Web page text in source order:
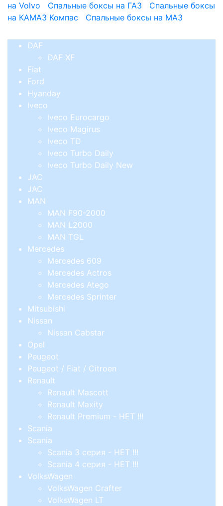
на Volvo Спальные боксы на ГАЗ
Спальные боксы
на КАМАЗ Компас
Спальные боксы на МАЗ
DAF
DAF XF
Fiat
Ford
Hyanday
Iveco
Iveco Eurocargo
Iveco Magirus
Iveco TD
Iveco Turbo Daily
Iveco Turbo Daily New
JAC
JAC
MAN
MAN F90-2000
MAN L2000
MAN TGL
Mercedes
Mercedes 609
Mercedes Actros
Mercedes Atego
Mercedes Sprinter
Mitsubishi
Nissan
Nissan Cabstar
Opel
Peugeot
Peugeot / Fiat / Citroen
Renault
Renault Mascott
Renault Maxity
Renault Premium - НЕТ !!!
Scania
Scania
Scania 3 серия - НЕТ !!!
Scania 4 серия - НЕТ !!!
VolksWagen
VolksWagen Crafter
VolksWagen LT